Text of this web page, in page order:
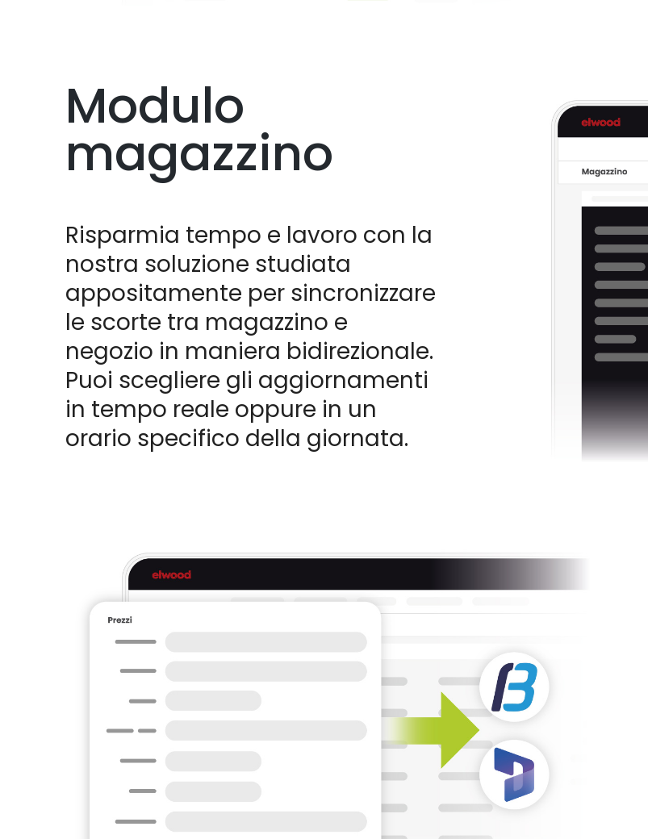
Modulo
magazzino
Risparmia tempo e lavoro con la
nostra soluzione studiata
appositamente per sincronizzare
le scorte tra magazzino e
negozio in maniera bidirezionale.
Puoi scegliere gli aggiornamenti
in tempo reale oppure in un
orario specifico della giornata.